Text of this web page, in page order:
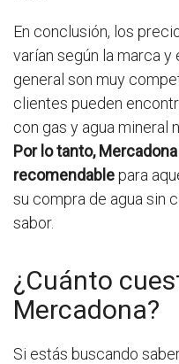
En conclusión, los
varían según la marca y
general son muy
clientes pueden
con gas y agua mineral
Por lo tanto,
recomendablepara
su compra de agua sin
sabor.
¿Cuánto
Mercadona?
Si estás buscando